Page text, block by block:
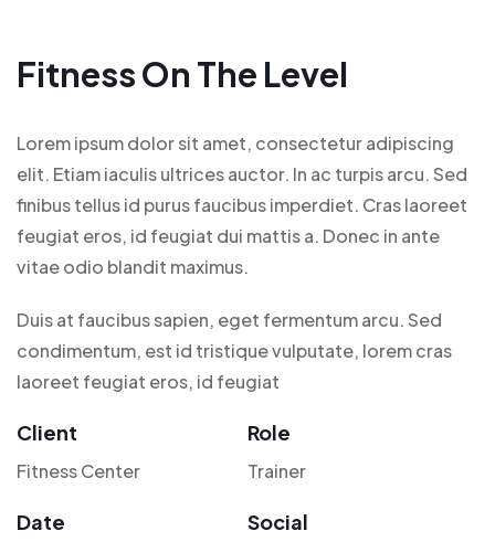
Fitness On The Level
Lorem ipsum dolor sit amet, consectetur adipiscing
elit. Etiam iaculis ultrices auctor. In ac turpis arcu. Sed
finibus tellus id purus faucibus imperdiet. Cras laoreet
feugiat eros, id feugiat dui mattis a. Donec in ante
vitae odio blandit maximus.
Duis at faucibus sapien, eget fermentum arcu. Sed
condimentum, est id tristique vulputate, lorem cras
laoreet feugiat eros, id feugiat
Client
Fitness Center
Role
Trainer
Date Social